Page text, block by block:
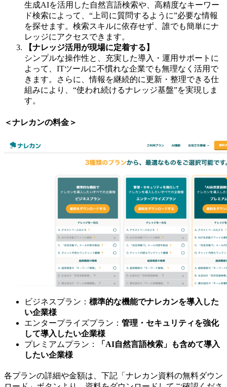
生成AIを活用した自然言語検索や、高精度なキーワー
ド検索によって、“上司に質問するように”必要な情報
を探せます。検索スキルに依存せず、誰でも簡単にナ
レッジにアクセスできます。
【ナレッジ活用が現場に定着する】
シンプルな操作性と、充実した導入・運用サポートに
よって、ITツールに不慣れな企業でも無理なく活用で
きます。さらに、情報を継続的に更新・整理できる仕
組みにより、“使われ続けるナレッジ基盤”を実現しま
す。
＜ナレカンの料金＞
ビジネスプラン： 標準的な機能でナレカンを導入した
い企業様
エンタープライズプラン： 管理・セキュリティを強化
して導入したい企業様
プレミアムプラン：
「AI自然言語検索」も含めて導入
したい企業様
各プランの詳細や金額は、下記「ナレカン資料の無料ダウン